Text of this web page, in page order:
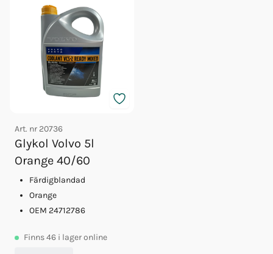
Art. nr 20736
Glykol Volvo 5l
Orange 40/60
Färdigblandad
Orange
OEM 24712786
Finns46 i lager online